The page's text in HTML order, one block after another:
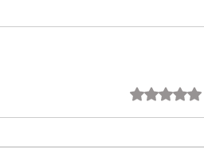
Obtuvo 0 de 5